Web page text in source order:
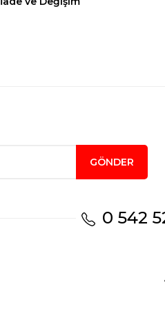
GÖNDER
0 542